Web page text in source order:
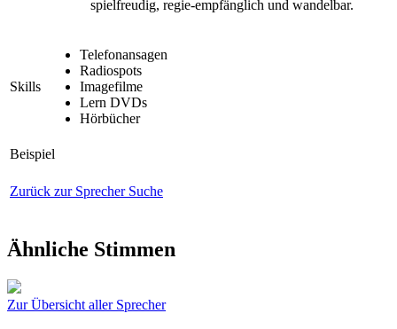
spielfreudig, regie-empfänglich und wandelbar.
Skills
Telefonansagen
Radiospots
Imagefilme
Lern DVDs
Hörbücher
Beispiel
Zurück zur Sprecher Suche
Ähnliche Stimmen
Zur Übersicht aller Sprecher